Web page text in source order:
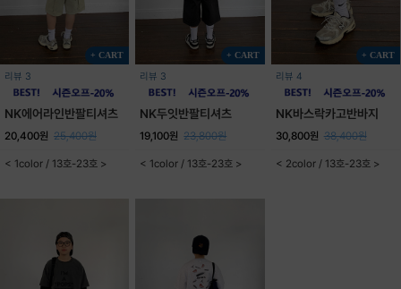
+ CART
리뷰 3
NK에어라인반팔티셔츠
20,400원 25,400원
< 1color / 13호-23호 >
+ CART
리뷰 3
NK두잇반팔티셔츠
19,100원 23,800원
< 1color / 13호-23호 >
+ CART
리뷰 4
NK바스락카고반바지
30,800원 38,400원
< 2color / 13호-23호 >